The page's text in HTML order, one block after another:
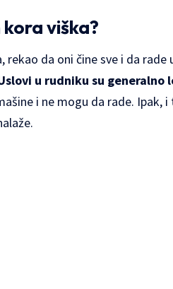
viška?
da oni čine sve i da rade
u rudniku su generalno
i ne mogu da rade. Ipak,